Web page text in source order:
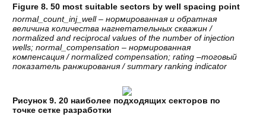
Figure 8. 50 most suitable sectors by well spacing point
normal_count_inj_well –нормированная и обратная
величина количества нагнетательных скважин/
normalized and reciprocal values of the number of injection
wells; normal_compensation –нормированная
компенсация/ normalized compensation; rating –тоговый
показатель ранжирования/ summary ranking indicator
Рисунок 9. 20 наиболее подходящих секторов по
точке сетке разработки